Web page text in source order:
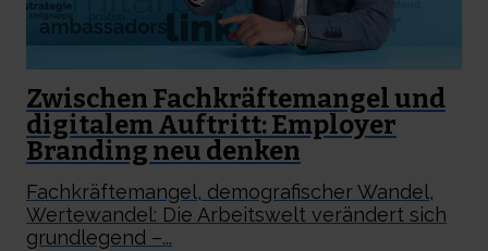
Zwischen Fachkräftemangel und
digitalem Auftritt: Employer
Branding neu denken
Fachkräftemangel, demografischer Wandel,
Wertewandel: Die Arbeitswelt verändert sich
grundlegend –...